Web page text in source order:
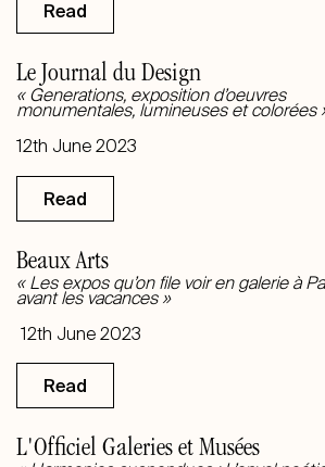
Read
Le Journal du Design
«Generations, exposition d’oeuvres
monumentales, lumineuses et colorées
12th June 2023
Read
Beaux Arts
«Les expos qu’on file voir en galerie à
avant les vacances »
12th June 2023
Read
L'Officiel Galeries et Musées